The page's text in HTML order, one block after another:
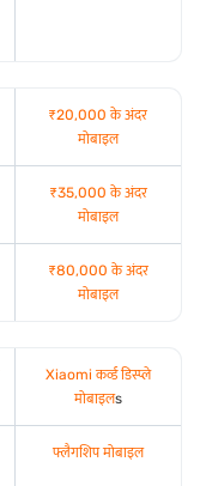
₹20,000 के अंदर
मोबाइल
₹35,000 के अंदर
मोबाइल
₹80,000 के अंदर
मोबाइल
Xiaomi कर्व्ड डिस्प्ले
मोबाइलs
फ्लैगशिप मोबाइल